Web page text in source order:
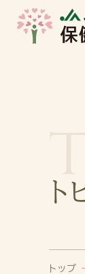
ト
トップ